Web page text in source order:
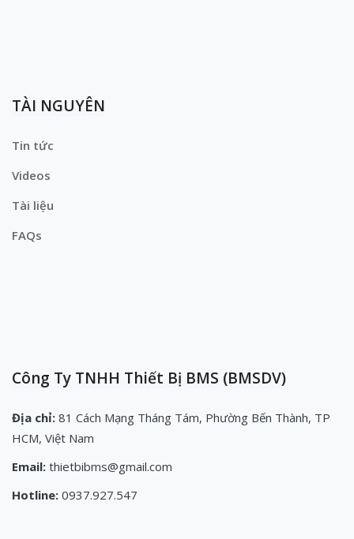
TÀI NGUYÊN
Tin tức
Videos
Tài liệu
FAQs
Công Ty TNHH Thiết Bị BMS (BMSDV)
Địa chỉ: 81 Cách Mạng Tháng Tám, Phường Bến Thành, TP
HCM, Việt Nam
Email: thietbibms@gmail.com
Hotline: 0937.927.547